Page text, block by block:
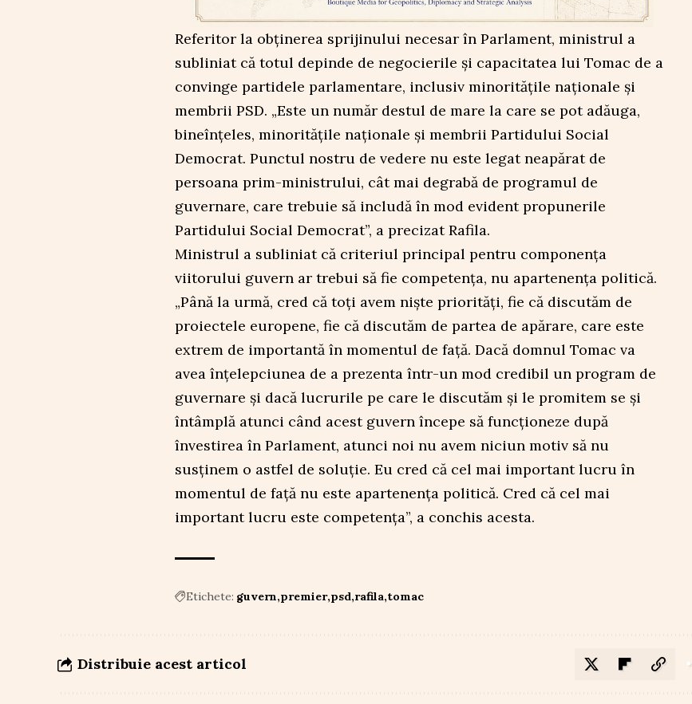
Referitor la obținerea sprijinului necesar în Parlament, ministrul a
subliniat că totul depinde de negocierile și capacitatea lui Tomac de a
convinge partidele parlamentare, inclusiv minoritățile naționale și
membrii PSD. „Este un număr destul de mare la care se pot adăuga,
bineînțeles, minoritățile naționale și membrii Partidului Social
Democrat. Punctul nostru de vedere nu este legat neapărat de
persoana prim-ministrului, cât mai degrabă de programul de
guvernare, care trebuie să includă în mod evident propunerile
Partidului Social Democrat”, a precizat Rafila.
Ministrul a subliniat că criteriul principal pentru componența
viitorului guvern ar trebui să fie competența, nu apartenența politică.
„Până la urmă, cred că toți avem niște priorități, fie că discutăm de
proiectele europene, fie că discutăm de partea de apărare, care este
extrem de importantă în momentul de față. Dacă domnul Tomac va
avea înțelepciunea de a prezenta într-un mod credibil un program de
guvernare și dacă lucrurile pe care le discutăm și le promitem se și
întâmplă atunci când acest guvern începe să funcționeze după
învestirea în Parlament, atunci noi nu avem niciun motiv să nu
susținem o astfel de soluție. Eu cred că cel mai important lucru în
momentul de față nu este apartenența politică. Cred că cel mai
important lucru este competența”, a conchis acesta.
Etichete: guvern premier psd rafila tomac
Distribuie acest articol